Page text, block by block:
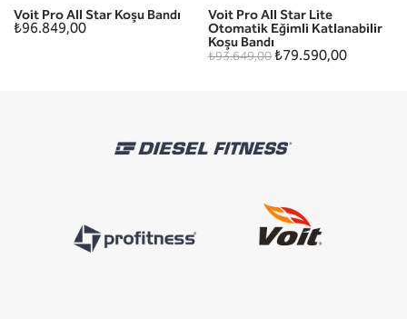
Voit Pro All Star Koşu Bandı
₺96.849,00
Voit Pro All Star Lite
Otomatik Eğimli Katlanabilir
Koşu Bandı
₺93.649,00₺79.590,00